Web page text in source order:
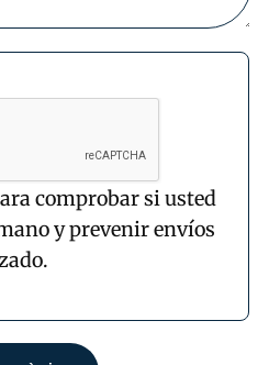
comprobar si usted
y prevenir envíos